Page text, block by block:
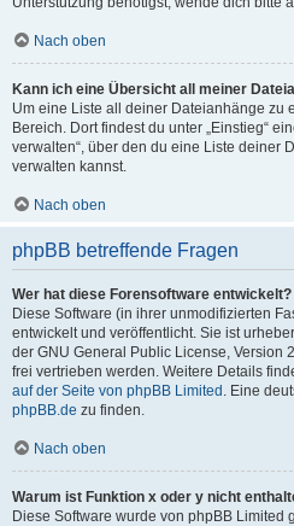
Nach oben
Kann ich eine Übersicht all meiner
Um eine Liste all deiner Dateianhänge zu
Bereich. Dort findest du unter „Einstieg“
verwalten“, über den du eine Liste deiner
verwalten kannst.
Nach oben
phpBB betreffende Fragen
Wer hat diese Forensoftware entwickelt?
Diese Software (in ihrer unmodifizierten
entwickelt und veröffentlicht. Sie ist
der GNU General Public License, Version
frei vertrieben werden. Weitere Details
auf der Seite von phpBB Limited . Eine
phpBB.de zu finden.
Nach oben
Warum ist Funktion x oder y nicht
Diese Software wurde von phpBB Limited